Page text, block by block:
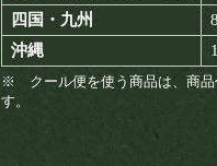
四国・九州
沖縄
※ クール便を使う商品は、商品
す。